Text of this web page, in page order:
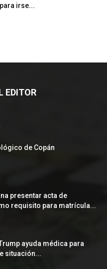
para irse...
EDITOR
de Copán
presentar acta de
requisito para matrícula...
ayuda médica para
situación...